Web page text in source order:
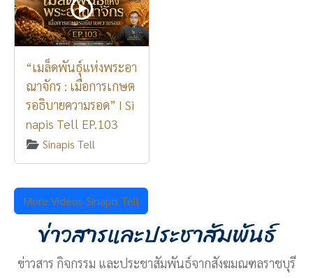
“เมล็ดพันธุ์แห่งพระอา
ณาจักร : เมื่อการเกษต
รอธิบายความรอด” I Si
napis Tell EP.103
Sinapis Tell
More Videos Sinapis Tell
ข่าวสารและประชาสัมพันธ์
ข่าวสาร กิจกรรม และประชาสัมพันธ์จากสังฆมณฑลราชบุรี